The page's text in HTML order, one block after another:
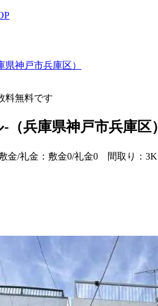
神戸市兵庫区）
料無料です
兵庫県神戸市兵庫区）
金/礼金： 敷金0/礼金0 間取り：3K